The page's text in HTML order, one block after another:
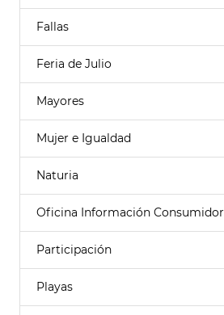
Fallas
Feria de Julio
Mayores
Mujer e Igualdad
Naturia
Oficina Información Consumidor
Participación
Playas